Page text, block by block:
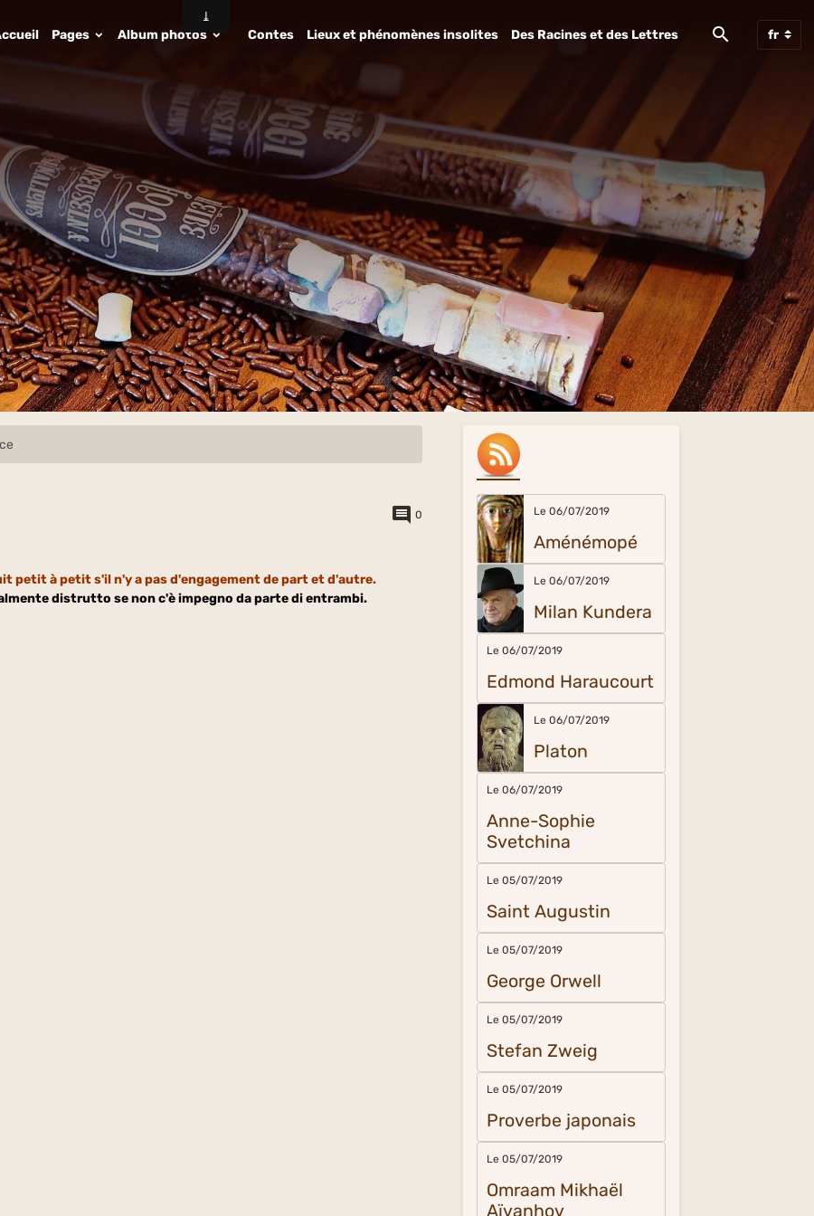
Pages Album photos Contes Lieux et phénomènes insolites Des Racines et des Lettres
0
petit à petit s'il n'y a pas d'engagement de part et d'autre.
distrutto se non c'è impegno da parte di entrambi.
Le 06/07/2019
Aménémopé
Le 06/07/2019
Milan Kundera
Le 06/07/2019
Edmond Haraucourt
Le 06/07/2019
Platon
Le 06/07/2019
Anne-Sophie
Svetchina
Le 05/07/2019
Saint Augustin
Le 05/07/2019
George Orwell
Le 05/07/2019
Stefan Zweig
Le 05/07/2019
Proverbe japonais
Le 05/07/2019
Omraam Mikhaël
Aïvanhov